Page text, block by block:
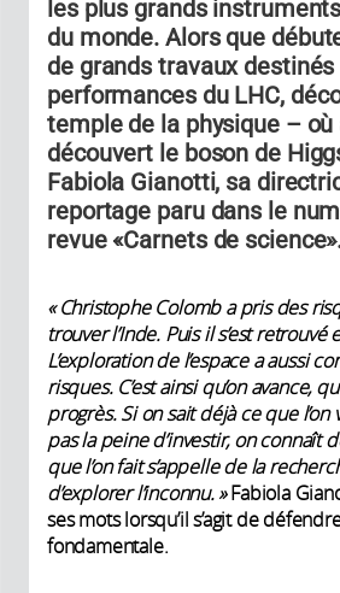
les plus grands
du monde. Alors que
de grands travaux
performances du LHC,
temple de la physique – où
découvert le boson de
Fabiola Gianotti, sa
reportage paru dans le
revue «Carnets de
« Christophe Colomb a pris des
trouver l’Inde. Puis il s’est
L’exploration de l’espace a aussi
risques. C’est ainsi qu’on avance,
progrès. Si on sait déjà ce que l’on
pas la peine d’investir, on connaît
que l’on fait s’appelle de la
d’explorer l’inconnu. »Fabiola
ses mots lorsqu’il s’agit de
fondamentale.